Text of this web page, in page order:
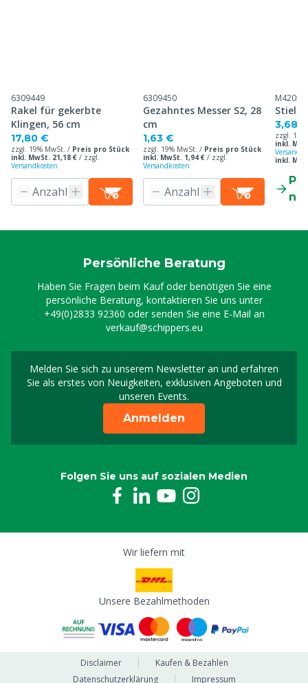
6309449
Rakel für gekerbte
Klingen, 56 cm
17,80 €
zzgl. 19% MwSt. / Preis pro Stück
inkl. MwSt. 21,18 € / zzgl.
Versandkosten
6309450
Gezahntes Messer S2, 28
cm
1,63 €
zzgl. 19% MwSt. / Preis pro Stück
inkl. MwSt. 1,94 € / zzgl.
Versandkosten
Stiel
3,68 €
zzgl.
inkl.
inkl.
Persönliche Beratung
Haben Sie Fragen beim Kauf oder benötigen Sie eine
persönliche Beratung, kontaktieren Sie uns unter
+49(0)2833 92360 oder senden Sie eine E-Mail an
verkauf@schippers.eu
Melden Sie sich zu unserem Newsletter an und erfahren
Sie als erstes von Neuigkeiten, exklusiven Angeboten und
unseren Events.
Melden Sie sich für
Anmelden
Folgen Sie uns auf sozialen Medien
Wir liefern mit
Unsere Bezahlmethoden
Disclaimer
Kaufen & Bezahlen
Datenschutzerklärung
Impressum